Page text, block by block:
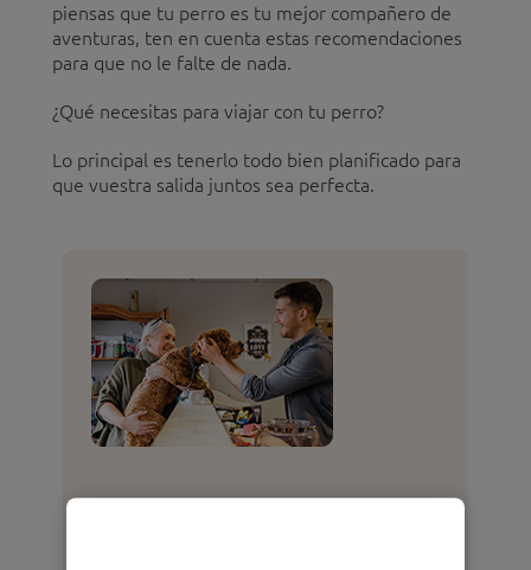
piensas que tu perro es tu mejor compañero de
aventuras, ten en cuenta estas recomendaciones
para que no le falte de nada.
¿Qué necesitas para viajar con tu perro?
Lo principal es tenerlo todo bien planificado para
que vuestra salida juntos sea perfecta.